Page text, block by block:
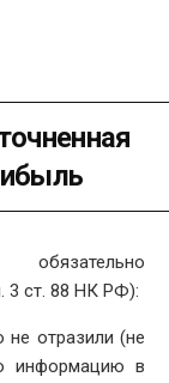
3 ст. 88 НК РФ):
не отразили (не
информацию в